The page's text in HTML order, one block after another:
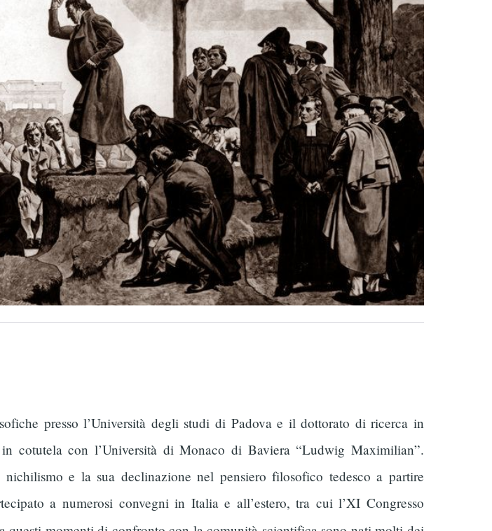
presso l’Università degli studi di Padova e il dottorato di ricerca in
cotutela con l’Università di Monaco di Baviera “Ludwig Maximilian”.
e la sua declinazione nel pensiero filosofico tedesco a partire
a numerosi convegni in Italia e all’estero, tra cui l’XI Congresso